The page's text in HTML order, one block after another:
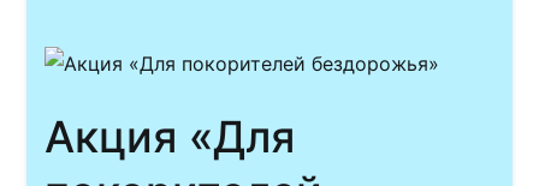
Акция «Для